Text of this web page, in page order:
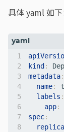
具体 yaml 如下
4
6
7
8
kind:
metadata:
name:
labels :
app:
spec: